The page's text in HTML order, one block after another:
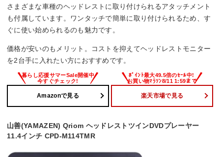
さまざまな車種のヘッドレストに取り付けられるアタッチメント
も付属しています。ワンタッチで簡単に取り付けられるため、す
ぐに使い始められるのも魅力です。
価格が安いのもメリット。コストを抑えてヘッドレストモニター
を2台手に入れたい方におすすめです。
Amazonで見る 楽天市場で見る
山善(YAMAZEN) Qriom ヘッドレストツインDVDプレーヤー
11.4インチ CPD-M114TMR